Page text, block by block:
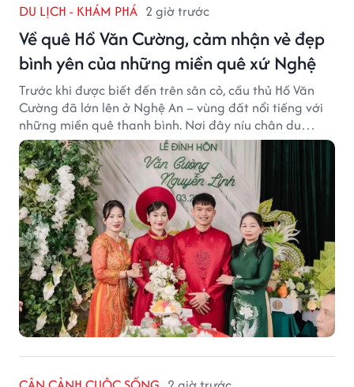
DU LỊCH - KHÁM PHÁ 2 giờ trước
Về quê Hồ Văn Cường, cảm nhận vẻ đẹp
bình yên của những miền quê xứ Nghệ
Trước khi được biết đến trên sân cỏ, cầu thủ Hồ Văn
Cường đã lớn lên ở Nghệ An – vùng đất nổi tiếng với
những miền quê thanh bình. Nơi đây níu chân du
khách bằng cánh đồng xanh, làng quê yên ả và nhịp
sống chậm đầy bình yên.